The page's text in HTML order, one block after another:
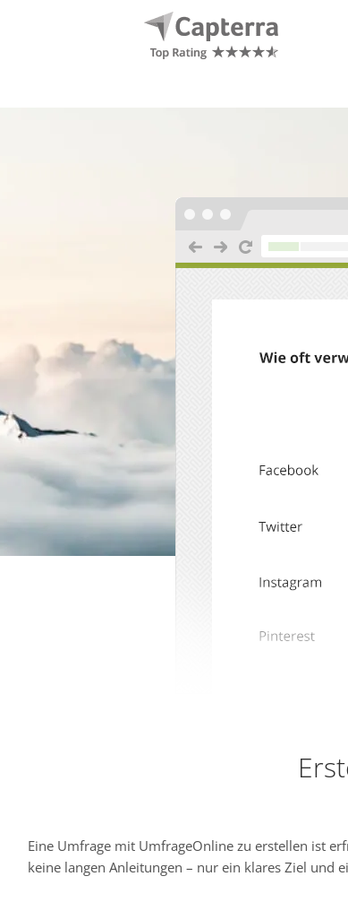
Eine Umfrage mit UmfrageOnline zu erstellen ist
keine langen Anleitungen – nur ein klares Ziel und